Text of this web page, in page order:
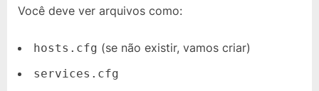
Você deve ver arquivos como:
hosts.cfg (se não existir, vamos criar)
services.cfg